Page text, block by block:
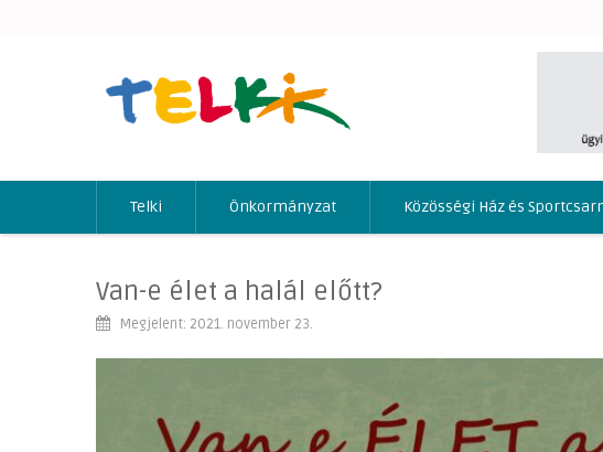
Telki Önkormányzat Közösségi Ház és
Van-e élet a halál előtt?
Megjelent: 2021. november 23.